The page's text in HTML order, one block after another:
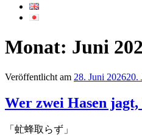
Monat: Juni
Veröffentlicht am 28. Juni 202620.
Wer zwei Hasen
「虻蜂取らず」